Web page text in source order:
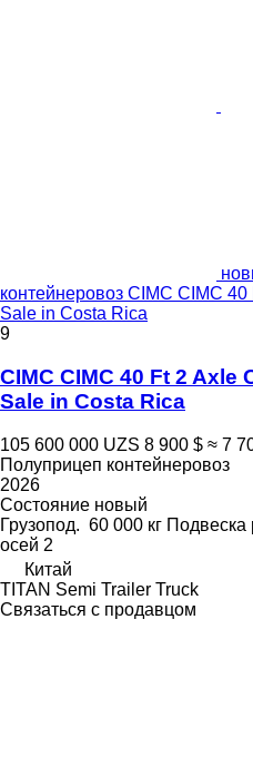
контейнеровоз CIMC CIMC
Sale in Costa Rica
9
CIMC CIMC 40 Ft 2
Sale in Costa Rica
105 600 000 UZS 8 900 $ ≈ 7
Полуприцеп контейнеровоз
2026
Состояние новый
Грузопод. 60 000 кг Подвеска
осей 2
Китай
TITAN Semi Trailer Truck
Связаться с продавцом